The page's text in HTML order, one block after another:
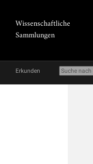
Wissenschaftliche
Sammlungen
Erkunden